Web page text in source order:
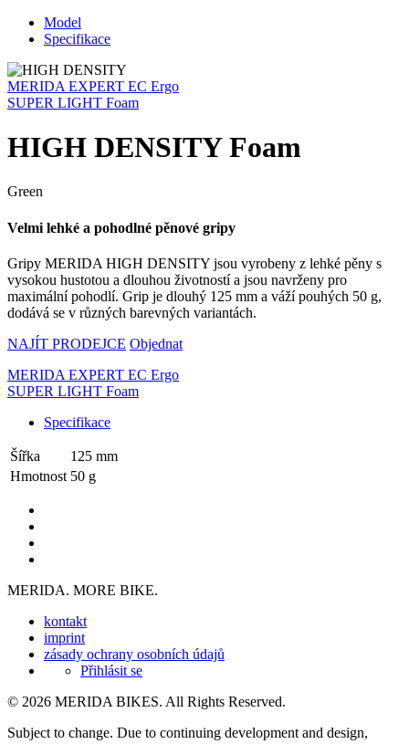
Model
Specifikace
MERIDA EXPERT EC Ergo
SUPER LIGHT Foam
HIGH DENSITY Foam
Green
Velmi lehké a pohodlné pěnové gripy
Gripy MERIDA HIGH DENSITY jsou vyrobeny z lehké pěny s
vysokou hustotou a dlouhou životností a jsou navrženy pro
maximální pohodlí. Grip je dlouhý 125 mm a váží pouhých 50 g,
dodává se v různých barevných variantách.
NAJÍT PRODEJCE Objednat
MERIDA EXPERT EC Ergo
SUPER LIGHT Foam
Specifikace
Šířka
125 mm
Hmotnost 50 g
MERIDA. MORE BIKE.
kontakt
imprint
zásady ochrany osobních údajů
Přihlásit se
© 2026 MERIDA BIKES. All Rights Reserved.
Subject to change. Due to continuing development and design,